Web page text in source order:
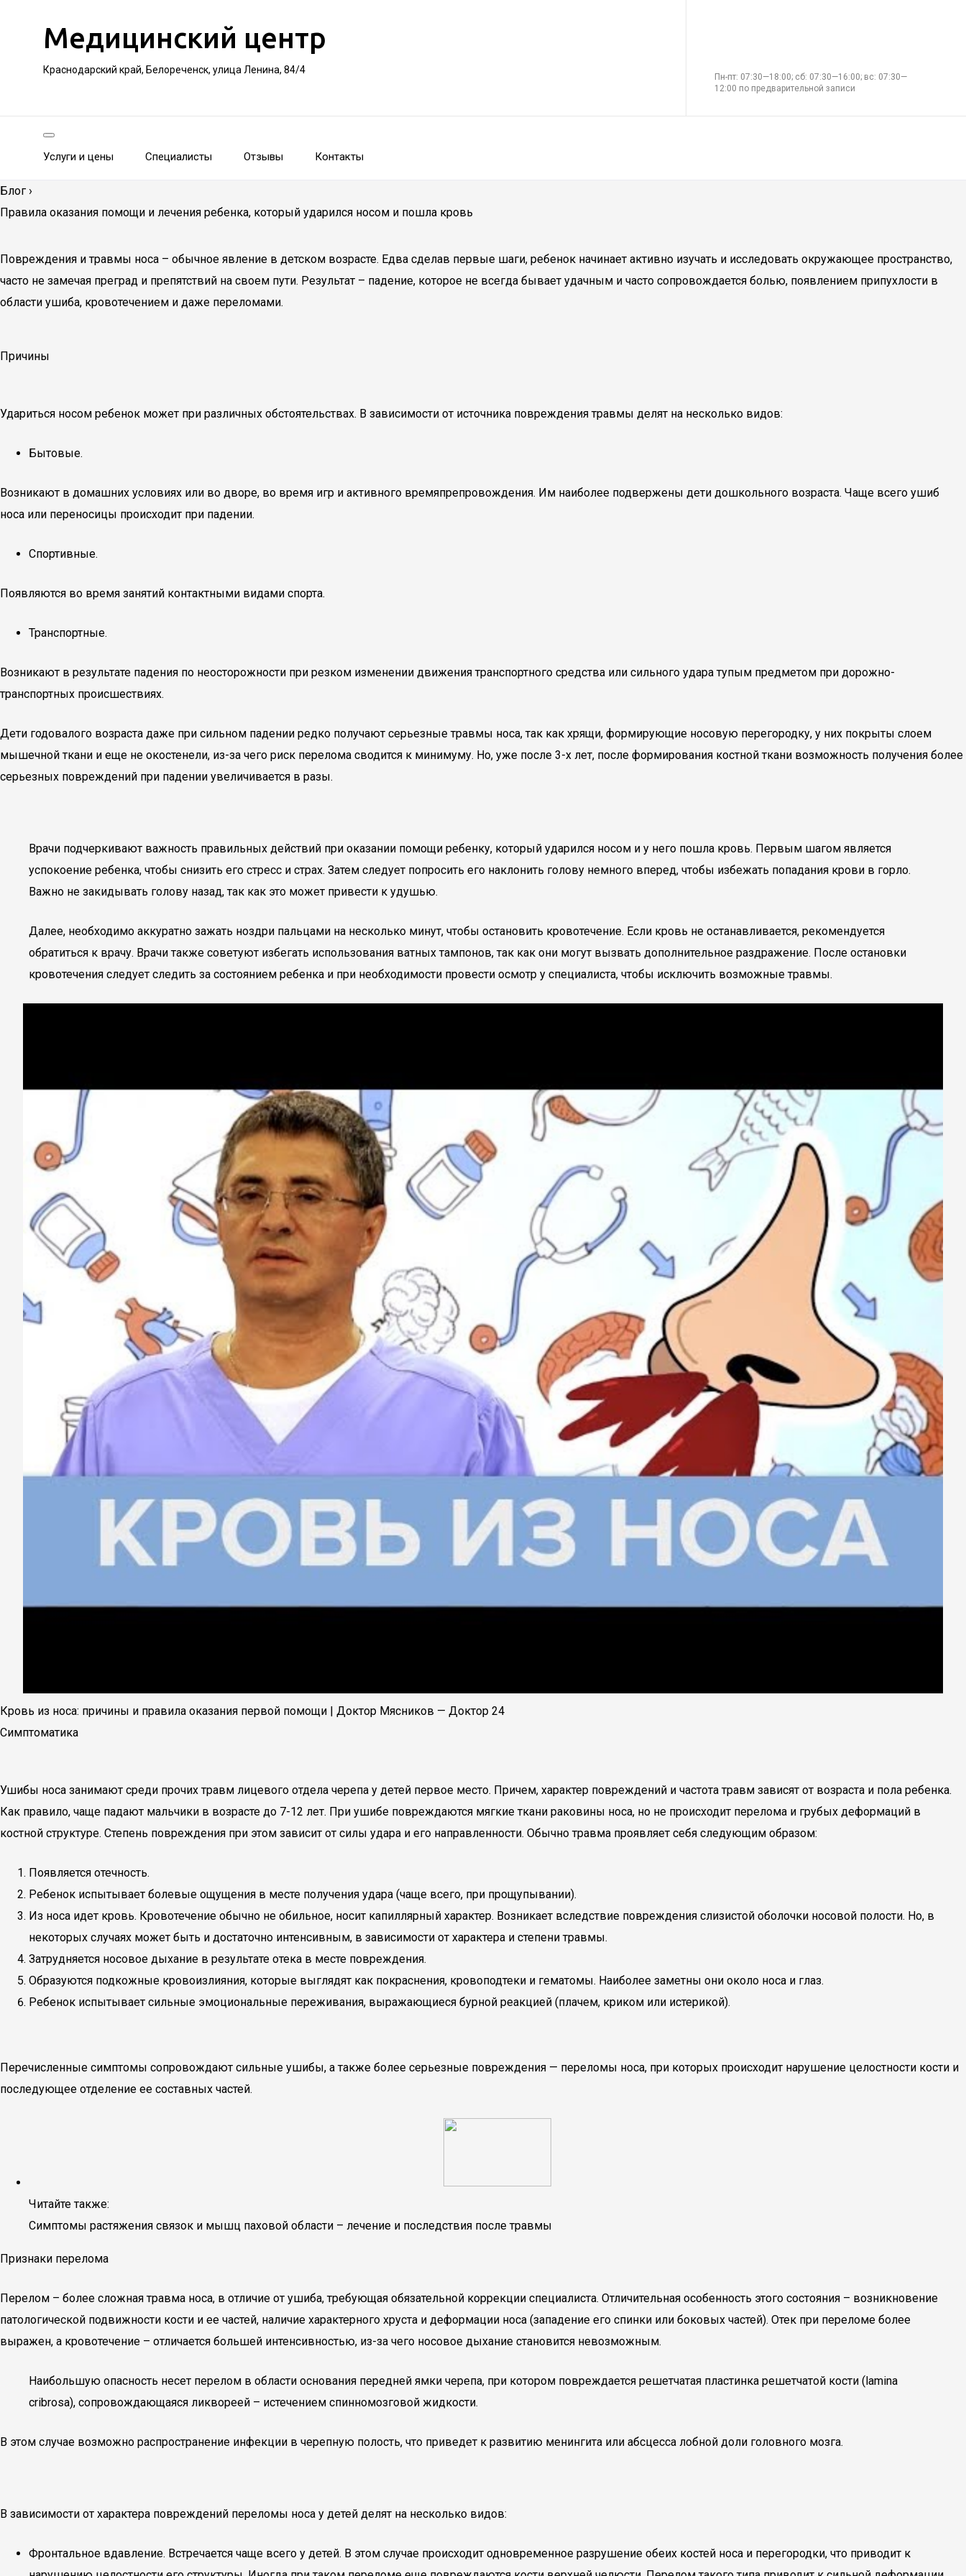
Медицинский центр
Краснодарский край, Белореченск, улица Ленина, 84/4
Пн-пт: 07:30—18:00; сб: 07:30—16:00; вс: 07:30—
12:00 по предварительной записи
Услуги и цены Специалисты Отзывы Контакты
Блог ›
Правила оказания помощи и лечения ребенка, который ударился носом и пошла кровь
Повреждения и травмы носа – обычное явление в детском возрасте. Едва сделав первые шаги, ребенок начинает активно изучать и исследовать окружающее пространство,
часто не замечая преград и препятствий на своем пути. Результат – падение, которое не всегда бывает удачным и часто сопровождается болью, появлением припухлости в
области ушиба, кровотечением и даже переломами.
Причины
Удариться носом ребенок может при различных обстоятельствах. В зависимости от источника повреждения травмы делят на несколько видов:
Бытовые.
Возникают в домашних условиях или во дворе, во время игр и активного времяпрепровождения. Им наиболее подвержены дети дошкольного возраста. Чаще всего ушиб
носа или переносицы происходит при падении.
Спортивные.
Появляются во время занятий контактными видами спорта.
Транспортные.
Возникают в результате падения по неосторожности при резком изменении движения транспортного средства или сильного удара тупым предметом при дорожно-
транспортных происшествиях.
Дети годовалого возраста даже при сильном падении редко получают серьезные травмы носа, так как хрящи, формирующие носовую перегородку, у них покрыты слоем
мышечной ткани и еще не окостенели, из-за чего риск перелома сводится к минимуму. Но, уже после 3-х лет, после формирования костной ткани возможность получения более
серьезных повреждений при падении увеличивается в разы.
Врачи подчеркивают важность правильных действий при оказании помощи ребенку, который ударился носом и у него пошла кровь. Первым шагом является
успокоение ребенка, чтобы снизить его стресс и страх. Затем следует попросить его наклонить голову немного вперед, чтобы избежать попадания крови в горло.
Важно не закидывать голову назад, так как это может привести к удушью.
Далее, необходимо аккуратно зажать ноздри пальцами на несколько минут, чтобы остановить кровотечение. Если кровь не останавливается, рекомендуется
обратиться к врачу. Врачи также советуют избегать использования ватных тампонов, так как они могут вызвать дополнительное раздражение. После остановки
кровотечения следует следить за состоянием ребенка и при необходимости провести осмотр у специалиста, чтобы исключить возможные травмы.
Кровь из носа: причины и правила оказания первой помощи | Доктор Мясников — Доктор 24
Симптоматика
Ушибы носа занимают среди прочих травм лицевого отдела черепа у детей первое место. Причем, характер повреждений и частота травм зависят от возраста и пола ребенка.
Как правило, чаще падают мальчики в возрасте до 7-12 лет. При ушибе повреждаются мягкие ткани раковины носа, но не происходит перелома и грубых деформаций в
костной структуре. Степень повреждения при этом зависит от силы удара и его направленности. Обычно травма проявляет себя следующим образом:
Появляется отечность.
Ребенок испытывает болевые ощущения в месте получения удара (чаще всего, при прощупывании).
Из носа идет кровь. Кровотечение обычно не обильное, носит капиллярный характер. Возникает вследствие повреждения слизистой оболочки носовой полости. Но, в
некоторых случаях может быть и достаточно интенсивным, в зависимости от характера и степени травмы.
Затрудняется носовое дыхание в результате отека в месте повреждения.
Образуются подкожные кровоизлияния, которые выглядят как покраснения, кровоподтеки и гематомы. Наиболее заметны они около носа и глаз.
Ребенок испытывает сильные эмоциональные переживания, выражающиеся бурной реакцией (плачем, криком или истерикой).
Перечисленные симптомы сопровождают сильные ушибы, а также более серьезные повреждения — переломы носа, при которых происходит нарушение целостности кости и
последующее отделение ее составных частей.
Читайте также:
Симптомы растяжения связок и мышц паховой области – лечение и последствия после травмы
Признаки перелома
Перелом – более сложная травма носа, в отличие от ушиба, требующая обязательной коррекции специалиста. Отличительная особенность этого состояния – возникновение
патологической подвижности кости и ее частей, наличие характерного хруста и деформации носа (западение его спинки или боковых частей). Отек при переломе более
выражен, а кровотечение – отличается большей интенсивностью, из-за чего носовое дыхание становится невозможным.
Наибольшую опасность несет перелом в области основания передней ямки черепа, при котором повреждается решетчатая пластинка решетчатой кости (lamina
cribrosa), сопровождающаяся ликвореей – истечением спинномозговой жидкости.
В этом случае возможно распространение инфекции в черепную полость, что приведет к развитию менингита или абсцесса лобной доли головного мозга.
В зависимости от характера повреждений переломы носа у детей делят на несколько видов:
Фронтальное вдавление. Встречается чаще всего у детей. В этом случае происходит одновременное разрушение обеих костей носа и перегородки, что приводит к